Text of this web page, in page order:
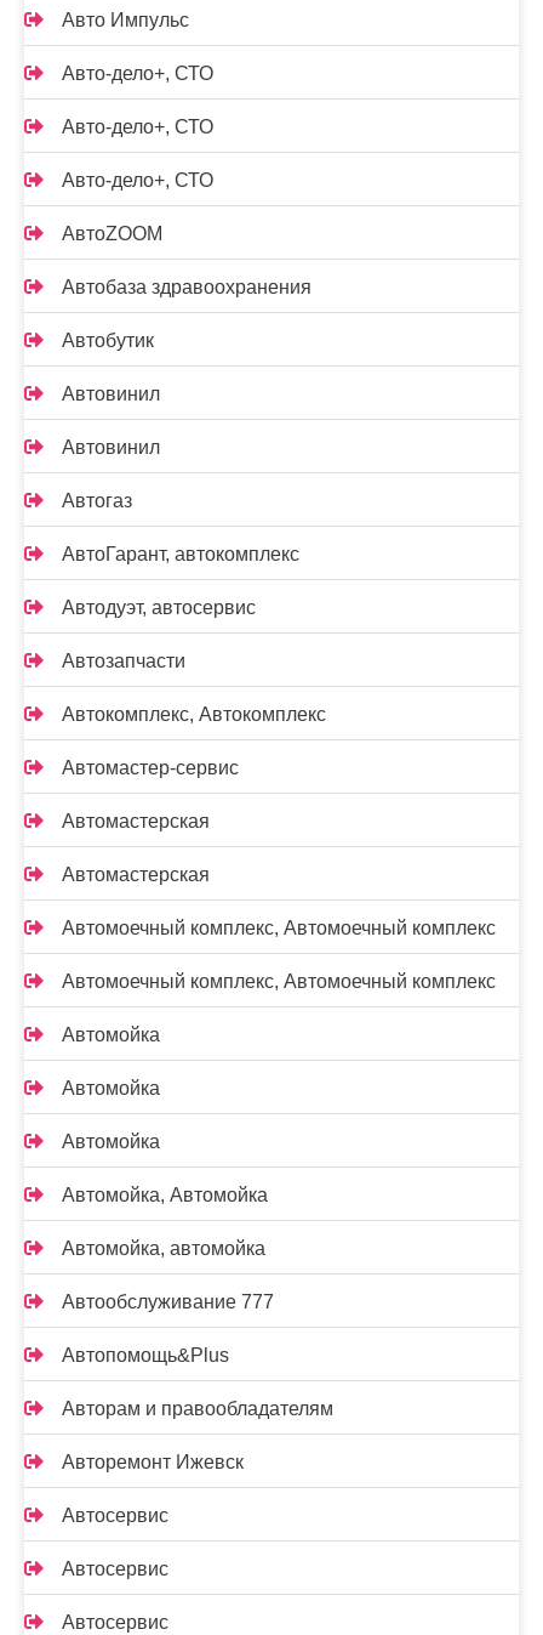
Авто Импульс
Авто-дело+, СТО
Авто-дело+, СТО
Авто-дело+, СТО
АвтоZOOM
Автобаза здравоохранения
Автобутик
Автовинил
Автовинил
Автогаз
АвтоГарант, автокомплекс
Автодуэт, автосервис
Автозапчасти
Автокомплекс, Автокомплекс
Автомастер-сервис
Автомастерская
Автомастерская
Автомоечный комплекс, Автомоечный комплекс
Автомоечный комплекс, Автомоечный комплекс
Автомойка
Автомойка
Автомойка
Автомойка, Автомойка
Автомойка, автомойка
Автообслуживание 777
Автопомощь&Plus
Авторам и правообладателям
Авторемонт Ижевск
Автосервис
Автосервис
Автосервис